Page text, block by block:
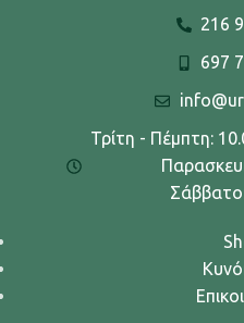
216
697
Τρίτη - Πέμπτη: